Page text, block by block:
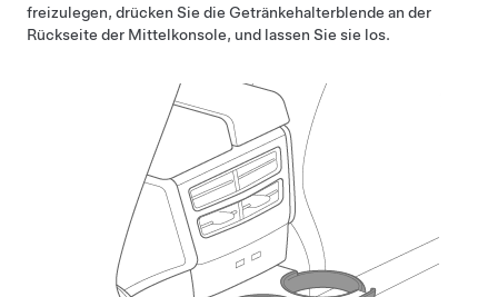
freizulegen, drücken Sie die Getränkehalterblende an der
Rückseite der Mittelkonsole, und lassen Sie sie los.